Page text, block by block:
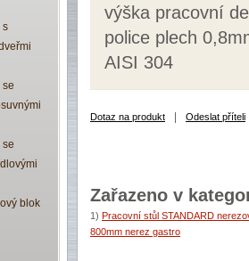
s
se
se
blok
výška pracovní
police plech
AISI 304
Dotaz na produkt Odeslat příteli
Zařazeno v
1) Pracovní stůl STANDARD
800mm nerez gastro